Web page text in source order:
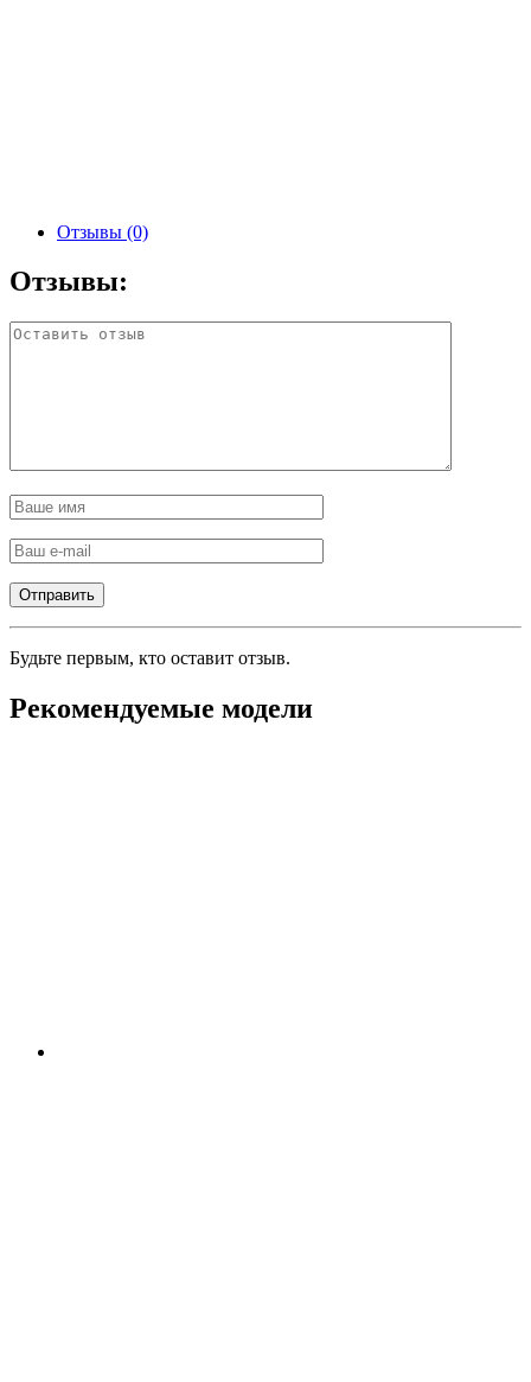
Отзывы (0)
Отзывы:
Будьте первым, кто оставит отзыв.
Рекомендуемые модели